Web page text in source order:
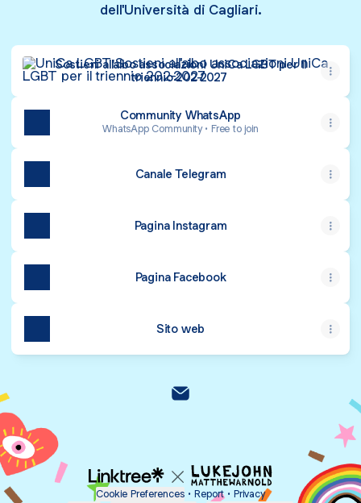
dell'Università di Cagliari.
Sostieni all'albo associazioni UniCa LGBT per il triennio
Sostieni all'albo associazioni UniCa LGBT per il
triennio 202-2027
Community WhatsApp
WhatsApp Community • Free to join
Canale Telegram
Pagina Instagram
Pagina Facebook
Sito web
Cookie Preferences • Report • Privacy